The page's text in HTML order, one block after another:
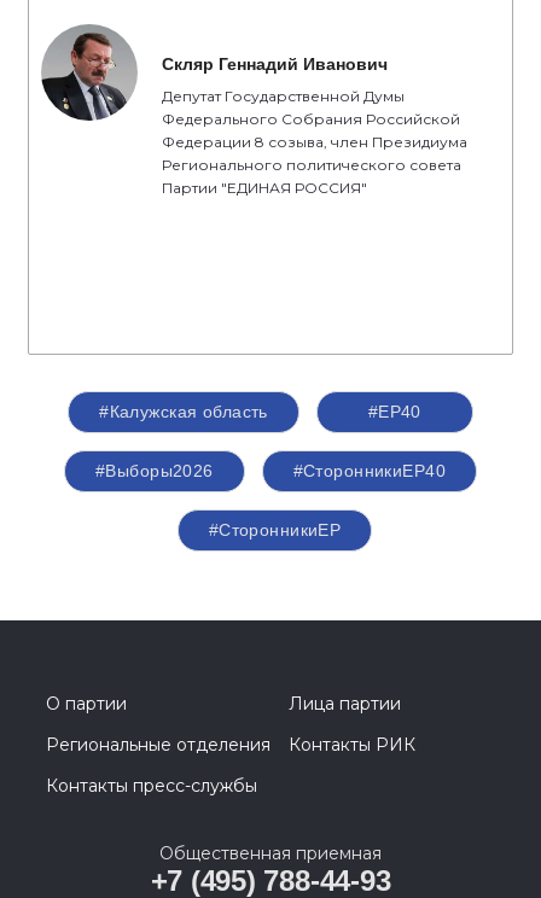
Скляр Геннадий Иванович
Депутат Государственной Думы
Федерального Собрания Российской
Федерации 8 созыва, член Президиума
Регионального политического совета
Партии "ЕДИНАЯ РОССИЯ"
#Калужская область #ЕР40
#Выборы2026 #СторонникиЕР40
#СторонникиЕР
О партии
Лица партии
Региональные отделения
Контакты РИК
Контакты пресс-службы
Общественная приемная
+7 (495) 788-44-93